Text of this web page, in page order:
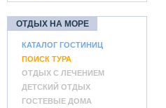
ОТДЫХ НА МОРЕ
КАТАЛОГ ГОСТИНИЦ
ПОИСК ТУРА
ОТДЫХ С ЛЕЧЕНИЕМ
ДЕТСКИЙ ОТДЫХ
ГОСТЕВЫЕ ДОМА